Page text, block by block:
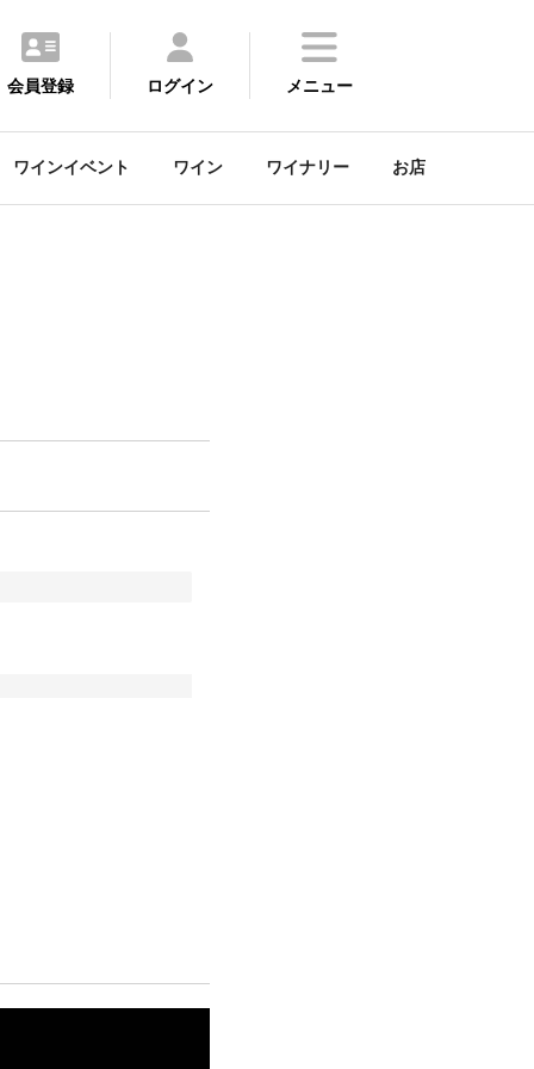
会員登録 ログイン メニュー
ワインイベント ワイン ワイナリー お店